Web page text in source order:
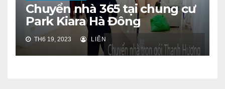
Chuyển nhà 365 tại chung cư
Park Kiara Hà Đông
TH6 19, 2023 LIÊN